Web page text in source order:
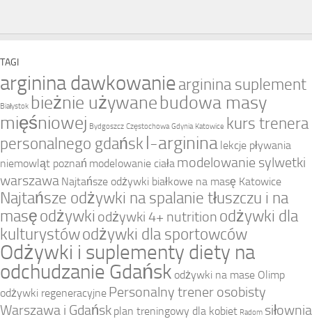
TAGI
arginina dawkowaniearginina suplement
Białystok bieżnie używanebudowa masy
mięśniowej Bydgoszcz Częstochowa Gdynia Katowice kurs trenera
personalnego gdańsk l-arginina lekcje pływania
niemowląt poznań modelowanie ciała modelowanie sylwetki
warszawa Najtańsze odżywki białkowe na masę Katowice
Najtańsze odżywki na spalanie tłuszczu i na
masęodżywki odżywki 4+ nutrition odżywki dla
kulturystówodżywki dla sportowców
Odżywki i suplementy diety na
odchudzanie Gdańsk odżywki na mase Olimp
odżywki regeneracyjne Personalny trener osobisty
Warszawa i Gdańsk plan treningowy dla kobiet Radom siłownia